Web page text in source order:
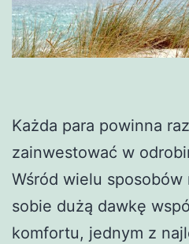
Każda para powinna
zainwestować w
Wśród wielu
sobie dużą dawkę
komfortu, jednym z